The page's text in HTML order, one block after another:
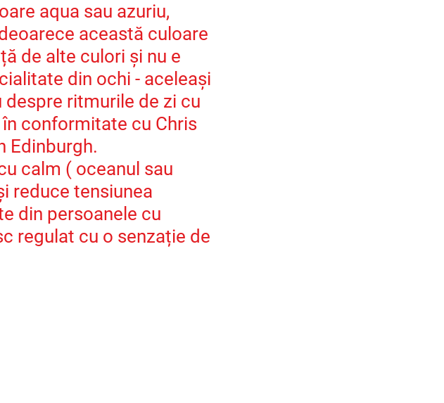
aqua sau azuriu,
această culoare
de alte culori și nu e
din ochi - aceleași
ritmurile de zi cu
conformitate cu Chris
Edinburgh.
calm ( oceanul sau
reduce tensiunea
din persoanele cu
regulat cu o senzație de